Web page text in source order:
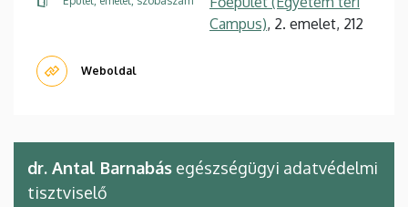
Campus), 2. emelet, 212
Weboldal
dr. Antal Barnabás egészségügyi adatvédelmi
tisztviselő